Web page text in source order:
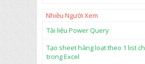
Nhiều Người Xem
Tài liệu Power Query
Tạo sheet hàng loạt theo 1 list
trong Excel